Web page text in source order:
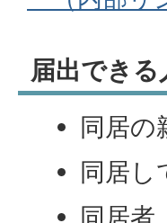
届出できる
同居の
同居し
同居者